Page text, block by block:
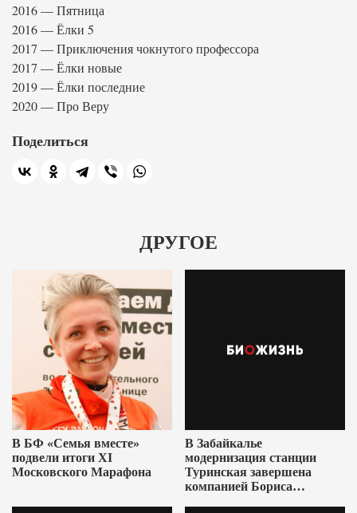
2016 — Пятница
2016 — Ёлки 5
2017 — Приключения чокнутого профессора
2017 — Ёлки новые
2019 — Ёлки последние
2020 — Про Веру
Поделиться
ДРУГОЕ
В БФ «Семья вместе»
подвели итоги XI
Московского Марафона
В Забайкалье
модернизация станции
Туринская завершена
компанией Бориса